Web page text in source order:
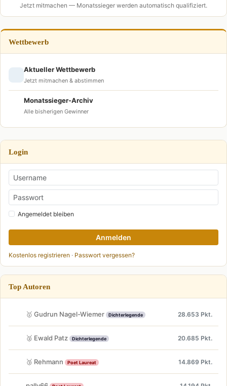
Jetzt mitmachen — Monatssieger werden automatisch qualifiziert.
Wettbewerb
Aktueller Wettbewerb
Jetzt mitmachen & abstimmen
Monatssieger-Archiv
Alle bisherigen Gewinner
Login
Angemeldet bleiben
Anmelden
Kostenlos registrieren · Passwort vergessen?
Top Autoren
🥇 Gudrun Nagel-Wiemer Dichterlegende 28.653 Pkt.
🥈 Ewald Patz Dichterlegende 20.685 Pkt.
🥉 Rehmann Poet Laureat 14.869 Pkt.